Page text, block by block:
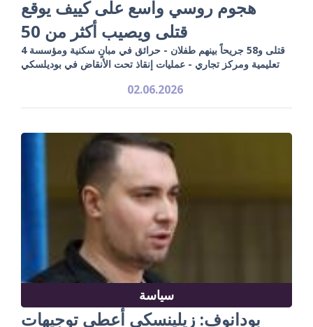
هجوم روسي واسع على كييف يوقع
قتلى ويصيب أكثر من 50
4 قتلى و58 جريحاً بينهم طفلان - حرائق في مبانٍ سكنية ومؤسسة
تعليمية ومركز تجاري - عمليات إنقاذ تحت الأنقاض في بوديلسكي
02.06.2026
سياسة
بودانوف: زيلينسكي أعطى توجيهات